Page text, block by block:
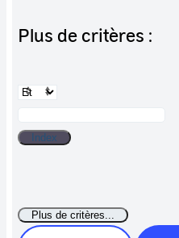
Plus de critères :